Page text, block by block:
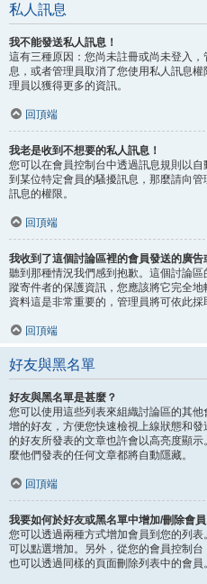
私人訊息
我不能發送私人訊息！
這有三種原因：您尚未註冊或尚未登入
息，或者管理員取消了您使用私人訊息
理員以獲得更多的資訊。
回頂端
我老是收到不想要的私人訊息！
您可以在會員控制台中透過訊息規則以
到某位特定會員的騷擾訊息，那麼請向
訊息的權限。
回頂端
我收到了這個討論區裡的會員發送的廣告
聽到那種情況我們感到抱歉。這個討論
蹤寄件者的保護資訊，您應該將它完全
資料這是非常重要的，管理員將可依此採
回頂端
好友與黑名單
好友與黑名單是甚麼？
您可以使用這些列表來組織討論區的其
增的好友，方便您快速檢視上線狀態和
的好友所發表的文章也許會以高亮度顯
麼他們發表的任何文章都將自動隱藏。
回頂端
我要如何於好友或黑名單中增加/刪除會員
您可以透過兩種方式增加會員到您的列
可以點選增加。另外，從您的會員控制
也可以透過同樣的頁面刪除列表中的會員。